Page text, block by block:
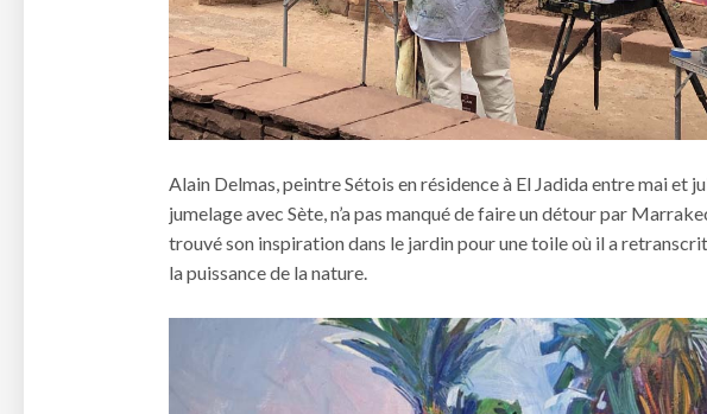
Alain Delmas, peintre Sétois en résidence à El Jadida entre mai et
jumelage avec Sète, n’a pas manqué de faire un détour par
trouvé son inspiration dans le jardin pour une toile où il a
la puissance de la nature.